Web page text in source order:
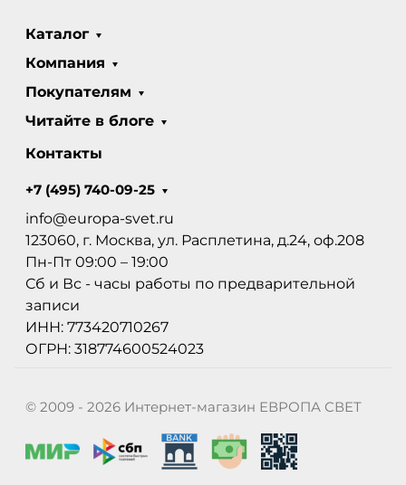
Каталог
Компания
Покупателям
Читайте в блоге
Контакты
+7 (495) 740-09-25
info@europa-svet.ru
123060, г. Москва, ул. Расплетина, д.24, оф.208
Пн-Пт 09:00 – 19:00
Сб и Вс - часы работы по предварительной
записи
ИНН: 773420710267
ОГРН: 318774600524023
© 2009 - 2026 Интернет-магазин ЕВРОПА СВЕТ